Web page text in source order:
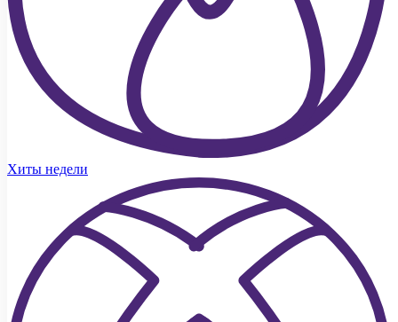
Хиты недели